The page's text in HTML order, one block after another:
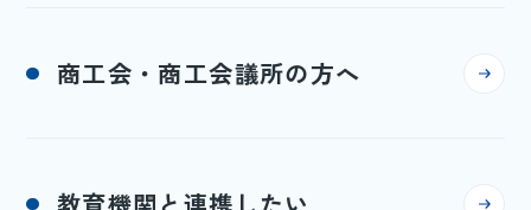
商工会・商工会議所の方へ
教育機関と連携したい